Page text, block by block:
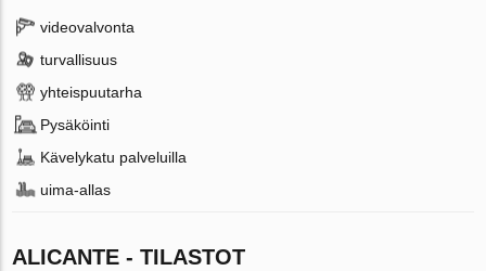
videovalvonta
turvallisuus
yhteispuutarha
Pysäköinti
Kävelykatu palveluilla
uima-allas
ALICANTE - TILASTOT